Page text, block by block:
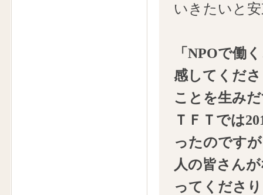
いきたいと
「NPOで働
感してくだ
ことを生み
ＴＦＴでは
ったのです
人の皆さん
ってくださ